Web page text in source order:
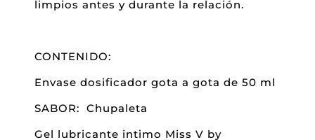
limpios antes y durante la relación.
CONTENIDO:
Envase dosificador gota a gota de 50 ml
SABOR: Chupaleta
Gel lubricante intimo Miss V by